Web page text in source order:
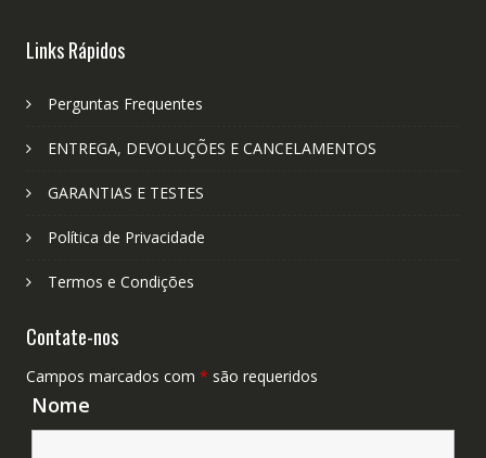
Links Rápidos
Perguntas Frequentes
ENTREGA, DEVOLUÇÕES E CANCELAMENTOS
GARANTIAS E TESTES
Política de Privacidade
Termos e Condições
Contate-nos
Campos marcados com * são requeridos
Nome